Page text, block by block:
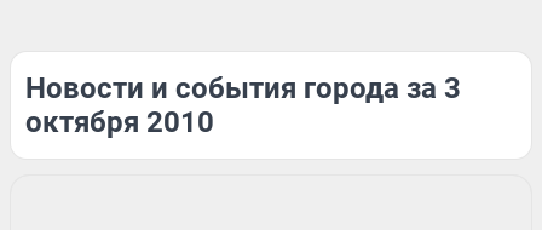
Новости и события города за 3
октября 2010